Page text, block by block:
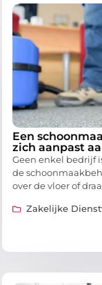
Een
zich aanpast
Geen enkel bedrijf
de
over de vloer of
Zakelijke